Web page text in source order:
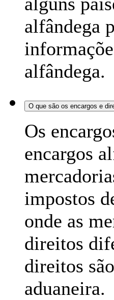
alfândega
alfândega.
O que são os encargos e
Os
encargos
impostos
onde as
direitos
direitos
aduaneira.